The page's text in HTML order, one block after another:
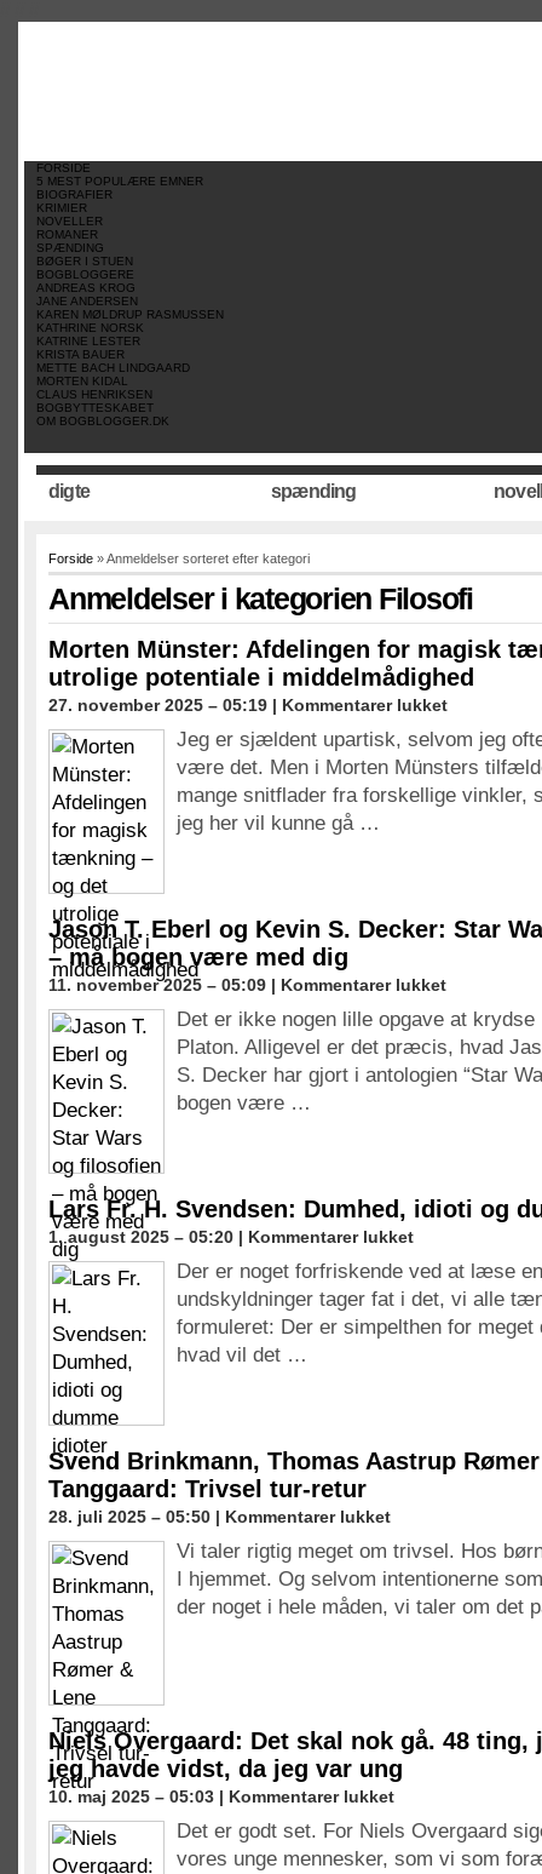
FORSIDE
5 MEST POPULÆRE EMNER
BIOGRAFIER
KRIMIER
NOVELLER
ROMANER
SPÆNDING
BØGER I STUEN
BOGBLOGGERE
ANDREAS KROG
JANE ANDERSEN
KAREN MØLDRUP RASMUSSEN
KATHRINE NORSK
KATRINE LESTER
KRISTA BAUER
METTE BACH LINDGAARD
MORTEN KIDAL
CLAUS HENRIKSEN
BOGBYTTESKABET
OM BOGBLOGGER.DK
digte spænding
Forside » Anmeldelser sorteret efter kategori
Anmeldelser i kategorien Filosofi
Morten Münster: Afdelingen for magisk
utrolige potentiale i middelmådighed
27. november 2025 – 05:19 | Kommentarer lukkettil
Münster:
Afdelingen
utrolige
potentiale
Jeg er sjældent upartisk, selvom jeg
være det. Men i Morten Münsters
mange snitflader fra forskellige vinkler,
jeg her vil kunne gå …
Jason T. Eberl og Kevin S. Decker: Star
– må bogen være med dig
11. november 2025 – 05:09 | Kommentarer lukkettil
T.
Eberl
filosofien
må
være
med
Det er ikke nogen lille opgave at
Platon. Alligevel er det præcis, hvad
S. Decker har gjort i antologien “Star
bogen være …
Lars Fr. H. Svendsen: Dumhed, idioti og
1. august 2025 – 05:20 | Kommentarer lukkettil
Fr.
H.
Svendsen:
Der er noget forfriskende ved at læse
undskyldninger tager fat i det, vi alle
formuleret: Der er simpelthen for meget
hvad vil det …
Svend Brinkmann, Thomas Aastrup
Tanggaard: Trivsel tur-retur
28. juli 2025 – 05:50 | Kommentarer lukkettil
Brinkmann,
Thomas
Aastrup
retur
Vi taler rigtig meget om trivsel. Hos
I hjemmet. Og selvom intentionerne
der noget i hele måden, vi taler om
Niels Overgaard: Det skal nok gå. 48 ting,
jeg havde vidst, da jeg var ung
10. maj 2025 – 05:03 | Kommentarer lukkettil
Overgaard:
Det
Det er godt set. For Niels Overgaard
vores unge mennesker, som vi som